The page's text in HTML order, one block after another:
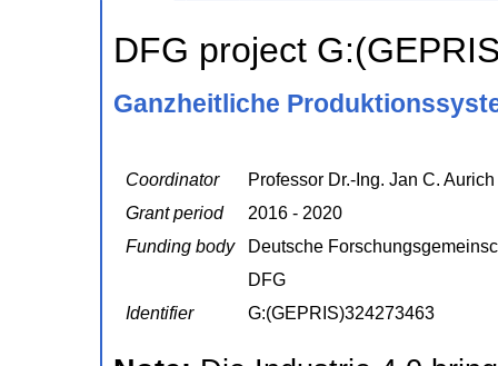
DFG project
Ganzheitliche
Coordinator
Professor Dr.-Ing. Jan C. Aurich
Grant period
2016 - 2020
Funding body
Deutsche
DFG
Identifier
G:(GEPRIS)324273463